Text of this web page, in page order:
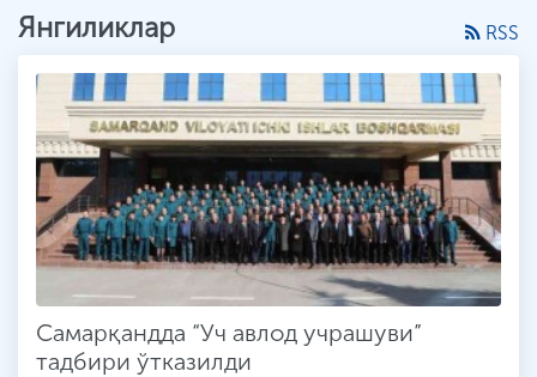
Янгиликлар RSS
Самарқандда “Уч авлод учрашуви”
тадбири ўтказилди